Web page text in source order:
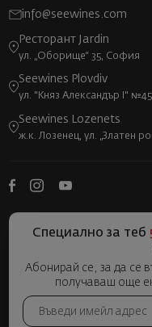
info@seewines.com
Ресторант Jardin
ул. „Оборище“ 35, София
Seewines Plovdiv
ул. "Княз Александър I"
Seewines Lozenets
ж.к. Лозенец, ул. „Златен
Специално за теб
Абонирай се, за да се
получаваш още